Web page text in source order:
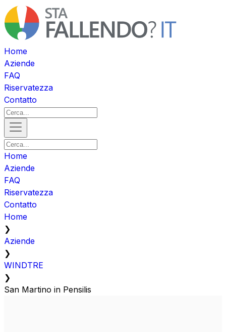
Home
Aziende
FAQ
Riservatezza
Contatto
Home
Aziende
FAQ
Riservatezza
Contatto
Home
❯
Aziende
❯
WINDTRE
❯
San Martino in Pensilis